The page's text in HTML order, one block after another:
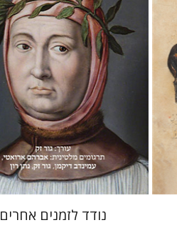
עכשיו בהנחה
$42
$31
נודד לזמנים אחרים